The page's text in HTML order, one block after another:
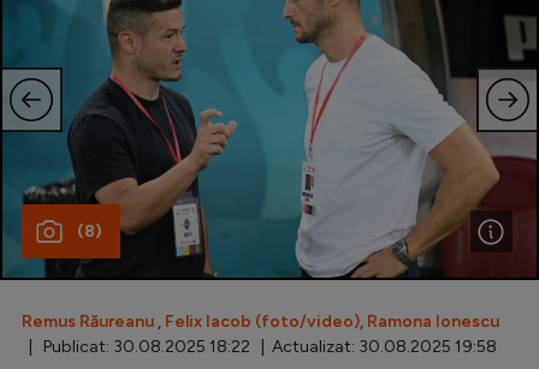
Cupa României
Echipa Națională
U21
Fotbal feminin
Special
Diverse
Inedit
Clasamente
(8)
Remus Răureanu , Felix Iacob (foto/video), Ramona Ionescu
| Publicat: 30.08.2025 18:22 | Actualizat: 30.08.2025 19:58